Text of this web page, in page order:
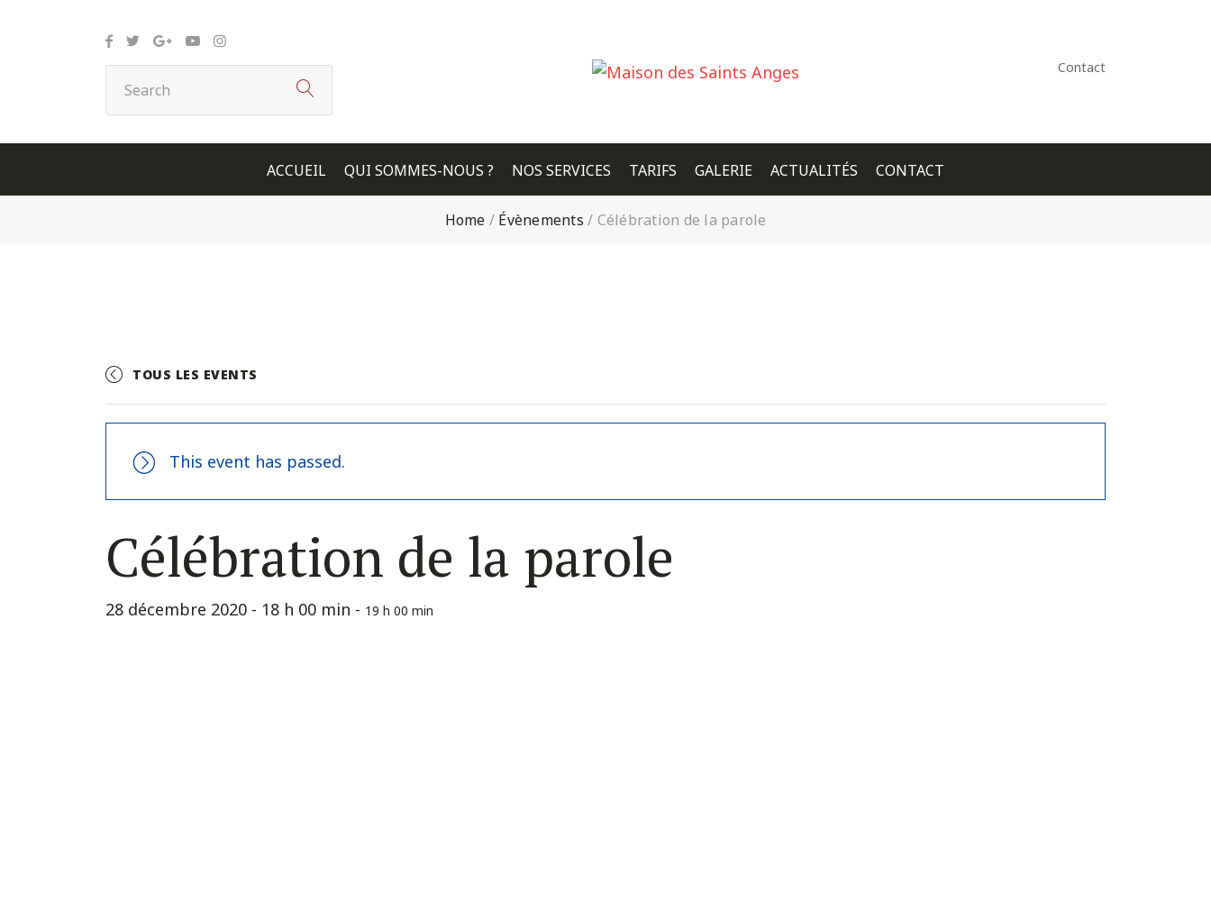
Contact
ACCUEIL QUI SOMMES-NOUS ? NOS SERVICES TARIFS GALERIE ACTUALITÉS CONTACT
Home / Évènements / Célébration de la parole
TOUS LES EVENTS
This event has passed.
Célébration de la parole
28 décembre 2020 - 18 h 00 min - 19 h 00 min